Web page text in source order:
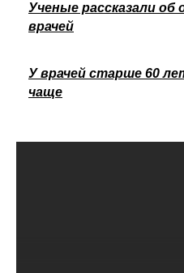
Ученые рассказали
врачей
У врачей старше 60
чаще